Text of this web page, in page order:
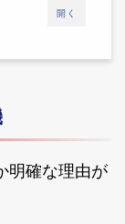
開く
明確な理由が